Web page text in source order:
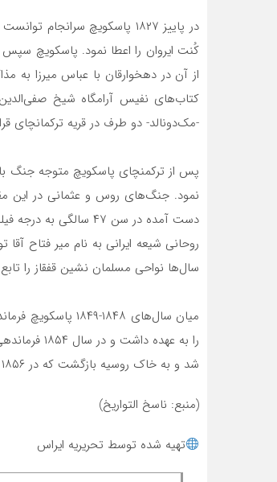
در پاییز ۱۸۲۷ پاسکویچ
کُنت ایروان را اعطا نمود. پاسکویچ
کتاب‌های نفیس آرامگاه شیخ صفی‌الدین
-مک‌دونالد- دو طرف در قریه ترکمانچای
پس از ترکمنچای پاسکویچ متوجه جنگ
نمود. جنگ‌های روس و عثمانی در این
روحانی شیعه ایرانی به نام میر فتاح
سال‌ها نواحی مسلمان نشین قفقاز را تابع
میان سال‌های
شد و به خاک روسیه بازگشت که در ۱۸۵۶ در شهر ورشو درگذشت.
(منبع: ناسخ التواریخ)
تهیه شده توسط تحریریه ایراس